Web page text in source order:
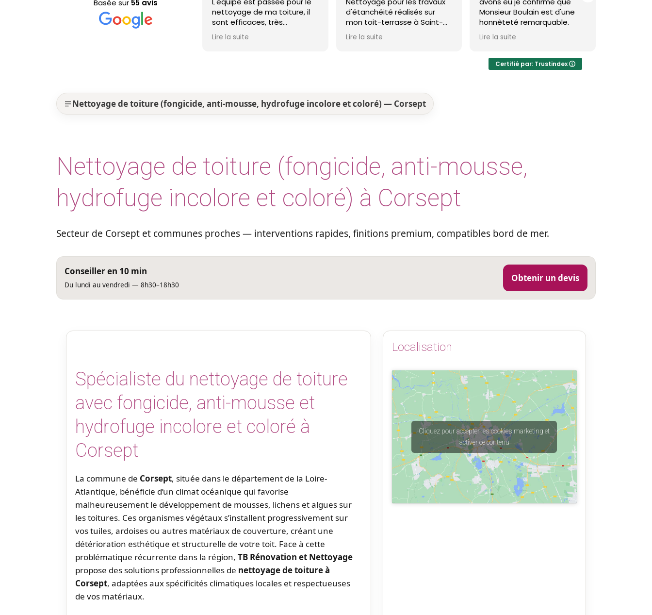
Basée sur 55 avis
nettoyage de ma toiture, il
sont efficaces, très
professionnels et ma toiture
est nickel ! Je recommande !
Lire la suite
d'étanchéité réalisés sur
mon toit-terrasse à Saint-
Nazaire. Entreprise réactive,
professionnelle et agréable.
yeux fermés !
Lire la suite
Monsieur Boulain est d'une
honnêteté remarquable.
Lire la suite
Certifié par: Trustindex
Nettoyage de toiture (fongicide, anti-mousse, hydrofuge incolore et coloré) — Corsept
Nettoyage de toiture (fongicide, anti-mousse,
hydrofuge incolore et coloré) à Corsept
Secteur de Corsept et communes proches — interventions rapides, finitions premium, compatibles bord de mer.
Conseiller en 10 min
Du lundi au vendredi — 8h30–18h30
Obtenir un devis
Spécialiste du nettoyage de toiture
avec fongicide, anti-mousse et
hydrofuge incolore et coloré à
Corsept
La commune de Corsept, située dans le département de la Loire-
Atlantique, bénéficie d’un climat océanique qui favorise
malheureusement le développement de mousses, lichens et algues sur
les toitures. Ces organismes végétaux s’installent progressivement sur
vos tuiles, ardoises ou autres matériaux de couverture, créant une
détérioration esthétique et structurelle de votre toit. Face à cette
problématique récurrente dans la région, TB Rénovation et Nettoyage
propose des solutions professionnelles de nettoyage de toiture à
Corsept, adaptées aux spécificités climatiques locales et respectueuses
de vos matériaux.
Localisation
Cliquez pour accepter les cookies marketing et
activer ce contenu